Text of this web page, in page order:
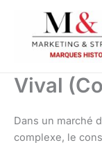
contenu
Vival
Dans un marché
complexe, le